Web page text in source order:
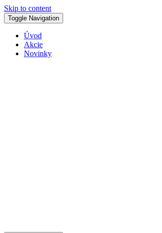
Skip to content
Toggle Navigation
Úvod
Akcie
Novinky